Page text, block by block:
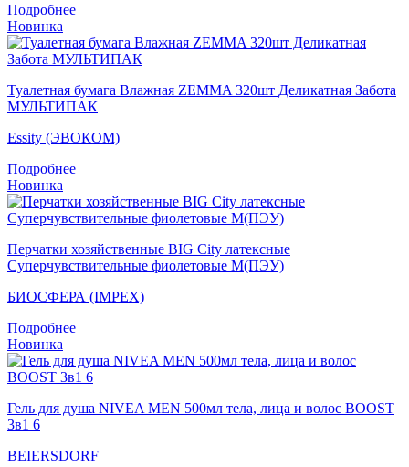
Подробнее
Новинка
Туалетная бумага Влажная ZEMMA 320шт Деликатная Забота
МУЛЬТИПАК
Essity (ЭВОКОМ)
Подробнее
Новинка
Перчатки хозяйственные BIG City латексные
Суперчувствительные фиолетовые M(ПЭУ)
БИОСФЕРА (IMPEX)
Подробнее
Новинка
Гель для душа NIVEA MEN 500мл тела, лица и волос BOOST
3в1 6
BEIERSDORF